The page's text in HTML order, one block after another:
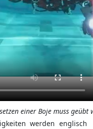
einer Boje muss geübt
werden englisch